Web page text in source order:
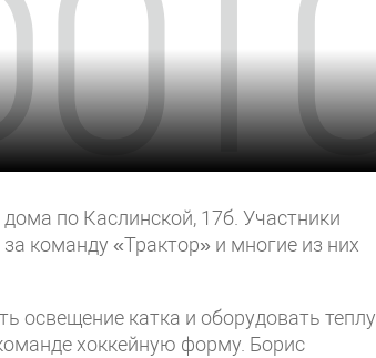
по Каслинской, 17б. Участники
команду «Трактор» и многие из них
освещение катка и оборудовать
хоккейную форму. Борис